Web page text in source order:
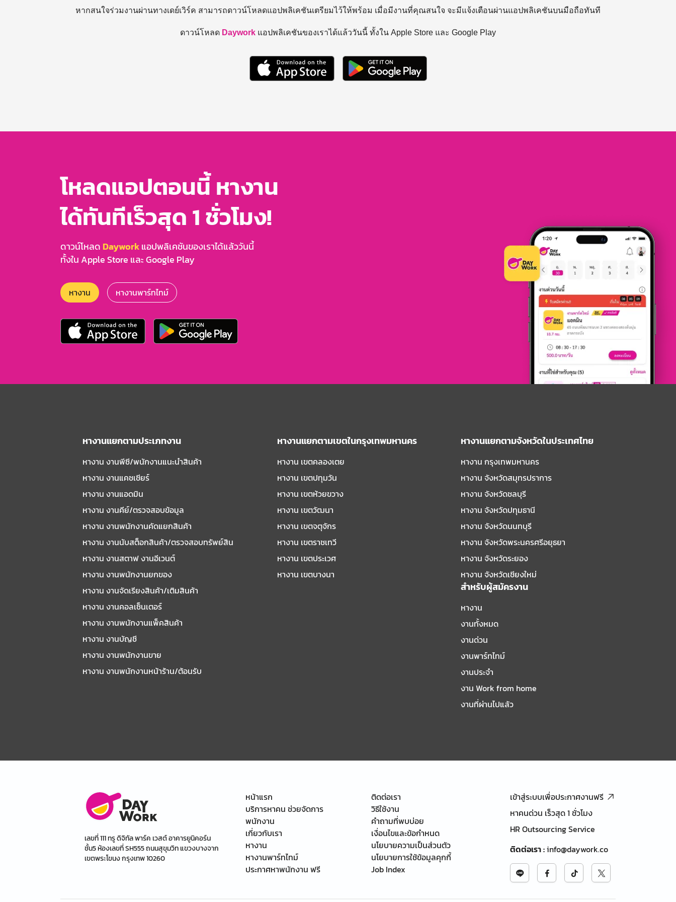
หากสนใจร่วมงานผ่านทางเดย์เวิร์ค สามารถดาวน์โหลดแอปพลิเคชันเตรียมไว้ให้พร้อม เมื่อมีงานที่คุณสนใจ จะมีแจ้งเตือนผ่านแอปพลิเคชันบนมือถือทันที
ดาวน์โหลด Daywork แอปพลิเคชันของเราได้แล้ววันนี้ ทั้งใน Apple Store และ Google Play
โหลดแอปตอนนี้ หางาน
ได้ทันทีเร็วสุด 1 ชั่วโมง!
ดาวน์โหลด Dayworkแอปพลิเคชันของเราได้แล้ววันนี้
ทั้งใน Apple Store และ Google Play
หางาน หางานพาร์ทไทม์
หางานแยกตามประเภทงาน
หางาน งานพีซี/พนักงานแนะนําสินค้า
หางาน งานแคชเชียร์
หางาน งานแอดมิน
หางาน งานคีย์/ตรวจสอบข้อมูล
หางาน งานพนักงานคัดแยกสินค้า
หางาน งานนับสต็อกสินค้า/ตรวจสอบทรัพย์สิน
หางาน งานสตาฟ งานอีเวนต์
หางาน งานพนักงานยกของ
หางาน งานจัดเรียงสินค้า/เติมสินค้า
หางาน งานคอลเซ็นเตอร์
หางาน งานพนักงานแพ็คสินค้า
หางาน งานบัญชี
หางาน งานพนักงานขาย
หางาน งานพนักงานหน้าร้าน/ต้อนรับ
หางานแยกตามเขตในกรุงเทพมหานคร
หางาน เขตคลองเตย
หางาน เขตปทุมวัน
หางาน เขตห้วยขวาง
หางาน เขตวัฒนา
หางาน เขตจตุจักร
หางาน เขตราชเทวี
หางาน เขตประเวศ
หางาน เขตบางนา
หางานแยกตามจังหวัดในประเทศไทย
หางาน กรุงเทพมหานคร
หางาน จังหวัดสมุทรปราการ
หางาน จังหวัดชลบุรี
หางาน จังหวัดปทุมธานี
หางาน จังหวัดนนทบุรี
หางาน จังหวัดพระนครศรีอยุธยา
หางาน จังหวัดระยอง
หางาน จังหวัดเชียงใหม่
สำหรับผู้สมัครงาน
หางาน
งานทั้งหมด
งานด่วน
งานพาร์ทไทม์
งานประจำ
งาน Work from home
งานที่ผ่านไปแล้ว
เลขที่ 111 ทรู ดิจิทัล พาร์ค เวสต์ อาคารยูนิคอร์น
ชั้น5 ห้องเลขที่ SH555 ถนนสุขุมวิท แขวงบางจาก
เขตพระโขนง กรุงเทพ 10260
หน้าแรก
บริการหาคน ช่วยจัดการ
พนักงาน
เกี่ยวกับเรา
หางาน
หางานพาร์ทไทม์
ประกาศหาพนักงาน ฟรี
ติดต่อเรา
วิธีใช้งาน
คำถามที่พบบ่อย
เงื่อนไขและข้อกำหนด
นโยบายความเป็นส่วนตัว
นโยบายการใช้ข้อมูลคุกกี้
Job Index
เข้าสู่ระบบเพื่อประกาศงานฟรี
หาคนด่วน เร็วสุด 1 ชั่วโมง
HR Outsourcing Service
ติดต่อเรา:info@daywork.co